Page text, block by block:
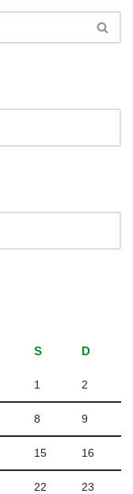
S D
1 2
8 9
15 16
22 23